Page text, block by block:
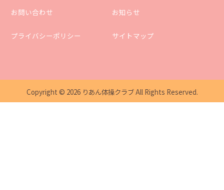
お問い合わせ お知らせ
プライバシーポリシー サイトマップ
Copyright © 2026 りあん体操クラブAll Rights Reserved.